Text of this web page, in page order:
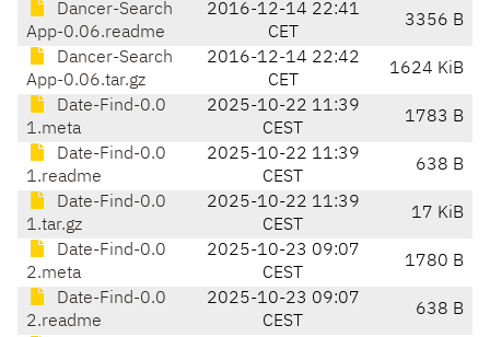
Dancer-Search
App-0.06.readme
2016-12-14 22:41
CET
3356 B
Dancer-Search
App-0.06.tar.gz
2016-12-14 22:42
CET
1624 KiB
Date-Find-0.0
1.meta
2025-10-22 11:39
CEST
1783 B
Date-Find-0.0
1.readme
2025-10-22 11:39
CEST
638 B
Date-Find-0.0
1.tar.gz
2025-10-22 11:39
CEST
17 KiB
Date-Find-0.0
2.meta
2025-10-23 09:07
CEST
1780 B
Date-Find-0.0
2.readme
2025-10-23 09:07
CEST
638 B